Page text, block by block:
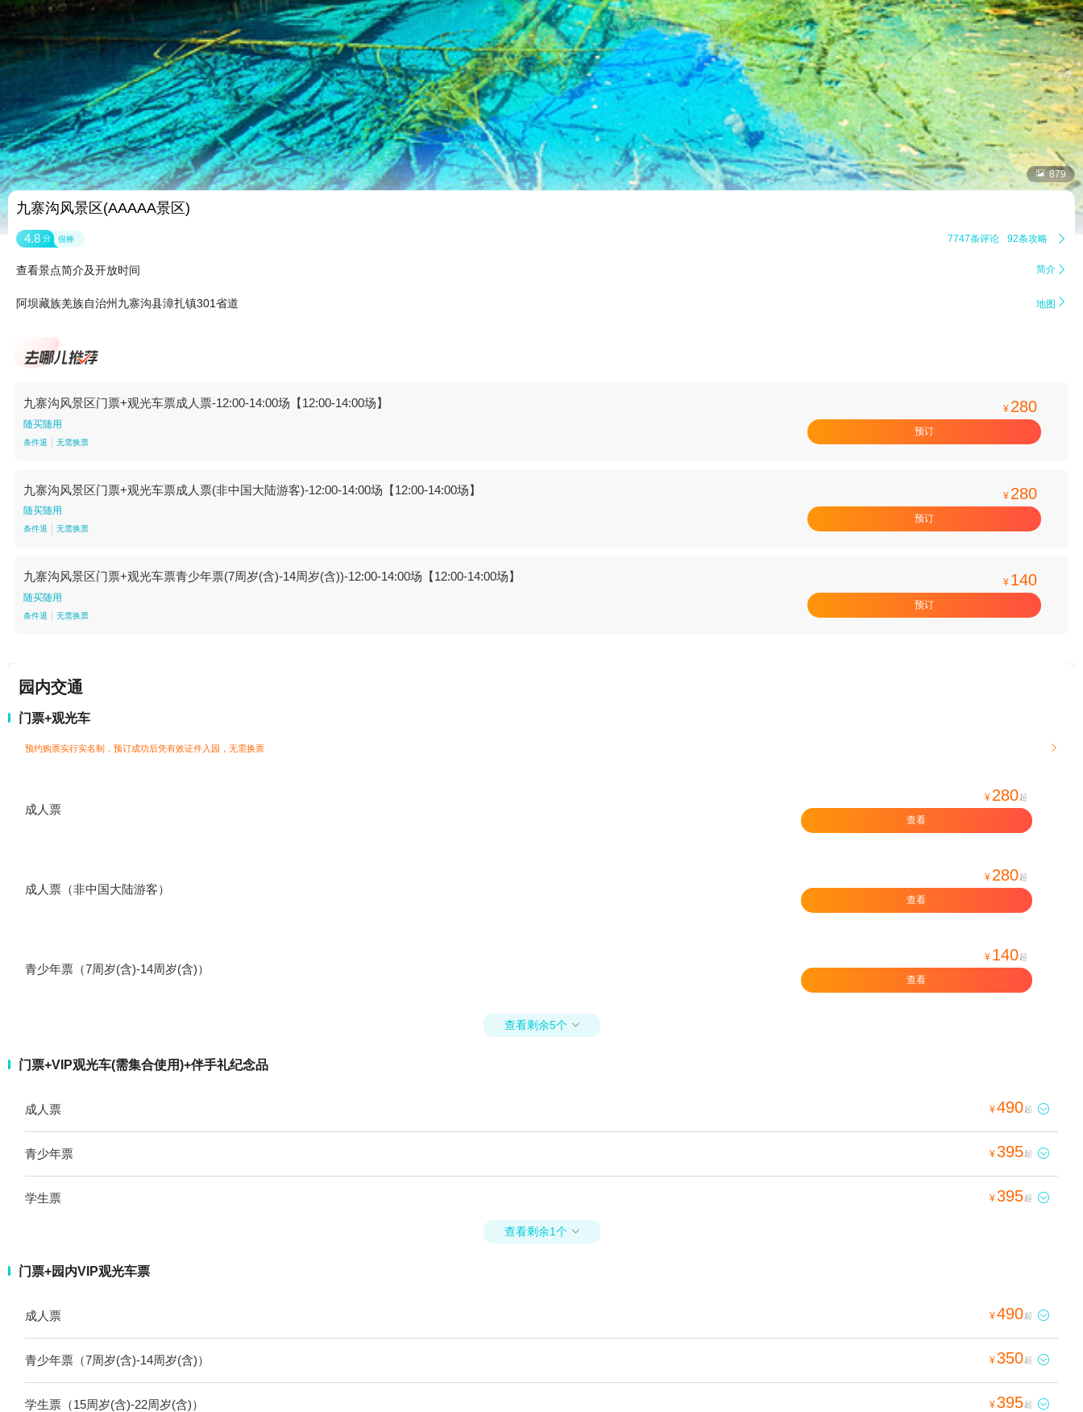
 879
九寨沟风景区(AAAAA景区)
4.8 分 很棒 7747条评论 92条攻略 
查看景点简介及开放时间 简介 
阿坝藏族羌族自治州九寨沟县漳扎镇301省道 地图 
九寨沟风景区门票+观光车票成人票-12:00-14:00场【12:00-14:00场】
随买随用
条件退 无需换票
¥ 280
预订
九寨沟风景区门票+观光车票成人票(非中国大陆游客)-12:00-14:00场【12:00-14:00场】
随买随用
条件退 无需换票
¥ 280
预订
九寨沟风景区门票+观光车票青少年票(7周岁(含)-14周岁(含))-12:00-14:00场【12:00-14:00场】
随买随用
条件退 无需换票
¥ 140
预订
园内交通
门票+观光车
预约购票实行实名制，预订成功后凭有效证件入园，无需换票 
成人票
¥ 280 起
查看
成人票（非中国大陆游客）
¥ 280 起
查看
青少年票（7周岁(含)-14周岁(含)）
¥ 140 起
查看
查看剩余5个 
门票+VIP观光车(需集合使用)+伴手礼纪念品
成人票 ¥490起 
青少年票 ¥395起 
学生票 ¥395起 
查看剩余1个 
门票+园内VIP观光车票
成人票 ¥490起 
青少年票（7周岁(含)-14周岁(含)） ¥350起 
学生票（15周岁(含)-22周岁(含)） ¥395起 